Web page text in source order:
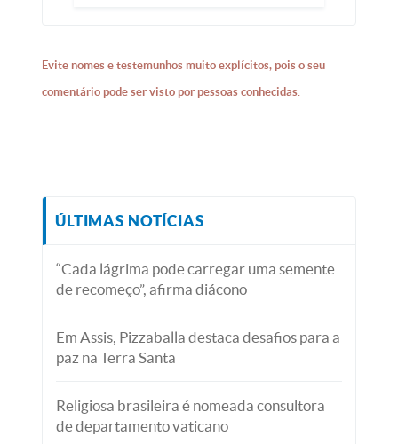
Evite nomes e testemunhos muito explícitos, pois o seu
comentário pode ser visto por pessoas conhecidas.
ÚLTIMAS NOTÍCIAS
“Cada lágrima pode carregar uma semente
de recomeço”, afirma diácono
Em Assis, Pizzaballa destaca desafios para a
paz na Terra Santa
Religiosa brasileira é nomeada consultora
de departamento vaticano